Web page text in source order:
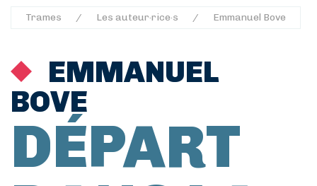
Trames Les auteur·rice·s Emmanuel Bove
EMMANUEL
BOVE
DÉPART